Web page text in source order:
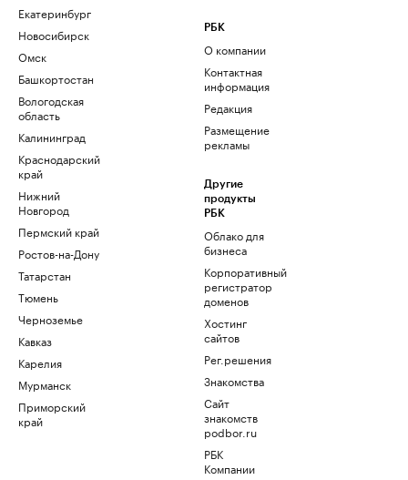
Екатеринбург
Новосибирск
Омск
Башкортостан
Вологодская
область
Калининград
Краснодарский
край
Нижний
Новгород
Пермский край
Ростов-на-Дону
Татарстан
Тюмень
Черноземье
Кавказ
Карелия
Мурманск
Приморский
край
РБК
О компании
Контактная
информация
Редакция
Размещение
рекламы
Другие
продукты
РБК
Облако для
бизнеса
Корпоративный
регистратор
доменов
Хостинг
сайтов
Рег.решения
Знакомства
Сайт
знакомств
podbor.ru
РБК
Компании